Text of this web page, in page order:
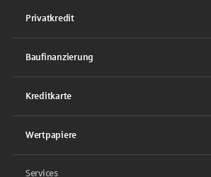
Privatkredit
Baufinanzierung
Kreditkarte
Wertpapiere
Services